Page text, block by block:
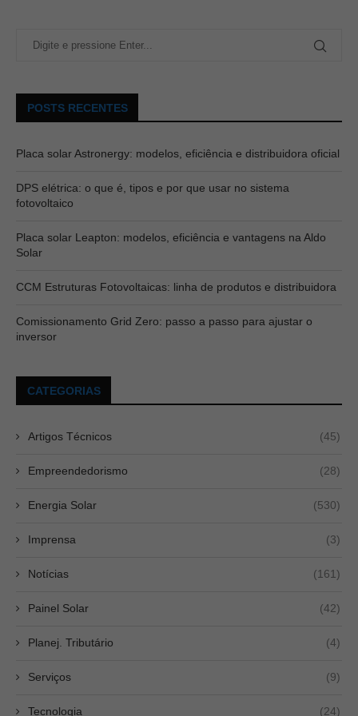
POSTS RECENTES
Placa solar Astronergy: modelos, eficiência e distribuidora oficial
DPS elétrica: o que é, tipos e por que usar no sistema
fotovoltaico
Placa solar Leapton: modelos, eficiência e vantagens na Aldo
Solar
CCM Estruturas Fotovoltaicas: linha de produtos e distribuidora
Comissionamento Grid Zero: passo a passo para ajustar o
inversor
CATEGORIAS
Artigos Técnicos (45)
Empreendedorismo (28)
Energia Solar (530)
Imprensa (3)
Notícias (161)
Painel Solar (42)
Planej. Tributário (4)
Serviços (9)
Tecnologia (24)